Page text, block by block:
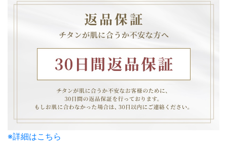
※詳細はこちら